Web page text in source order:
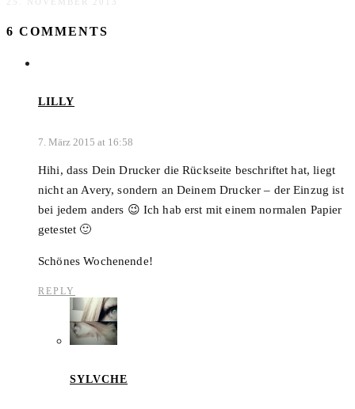
6 COMMENTS
LILLY
7. März 2015 at 16:58
Hihi, dass Dein Drucker die Rückseite beschriftet hat, liegt
nicht an Avery, sondern an Deinem Drucker – der Einzug ist
bei jedem anders 😉 Ich hab erst mit einem normalen Papier
getestet 🙂
Schönes Wochenende!
REPLY
SYLVCHE